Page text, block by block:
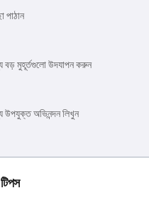
পাঠান
বড় মুহূর্তগুলো উদযাপন করুন
উপযুক্ত অভিনন্দন লিখুন